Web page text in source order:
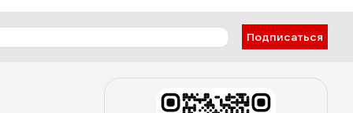
Подписаться